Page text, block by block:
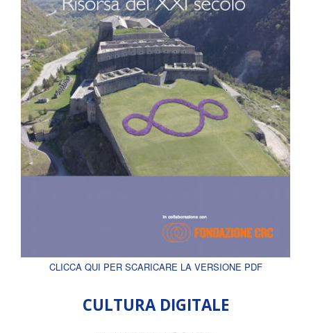
CLICCA QUI PER SCARICARE LA VERSIONE PDF
CULTURA DIGITALE